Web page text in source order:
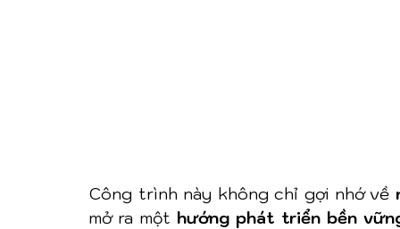
Công trình này không chỉ gợi nhớ về
mở ra một hướng phát triển bền